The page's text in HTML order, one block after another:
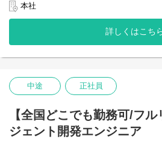
応できるチームへと成長させていきたい
■業務内容
大和ハウスグループ全体のITを推進す
(大和ハウス含)の社内システム開発、改
・HTML5 アプリケーション（
・CAP（Cloud Application
OData を用いたデータアクセス・バッ
・SAP HANA SQL / Calculation View /
デリング・DB開発
本社
詳しくはこち
中途 正社員
【全国どこでも勤務可/フ
ジェント開発エンジニア